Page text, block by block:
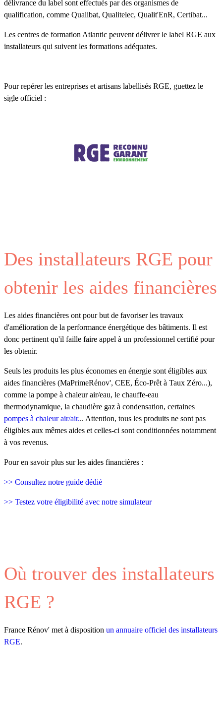
délivrance du label sont effectués par des organismes de
qualification, comme Qualibat, Qualitelec, Qualit'EnR, Certibat...
Les centres de formation Atlantic peuvent délivrer le label RGE aux
installateurs qui suivent les formations adéquates.
Pour repérer les entreprises et artisans labellisés RGE, guettez le
sigle officiel :
Des installateurs RGE pour
obtenir les aides financières
Les aides financières ont pour but de favoriser les travaux
d'amélioration de la performance énergétique des bâtiments. Il est
donc pertinent qu'il faille faire appel à un professionnel certifié pour
les obtenir.
Seuls les produits les plus économes en énergie sont éligibles aux
aides financières (MaPrimeRénov', CEE, Éco-Prêt à Taux Zéro...),
comme la pompe à chaleur air/eau, le chauffe-eau
thermodynamique, la chaudière gaz à condensation, certaines
pompes à chaleur air/air... Attention, tous les produits ne sont pas
éligibles aux mêmes aides et celles-ci sont conditionnées notamment
à vos revenus.
Pour en savoir plus sur les aides financières :
>> Consultez notre guide dédié
>> Testez votre éligibilité avec notre simulateur
Où trouver des installateurs
RGE ?
France Rénov' met à disposition un annuaire officiel des installateurs
RGE.